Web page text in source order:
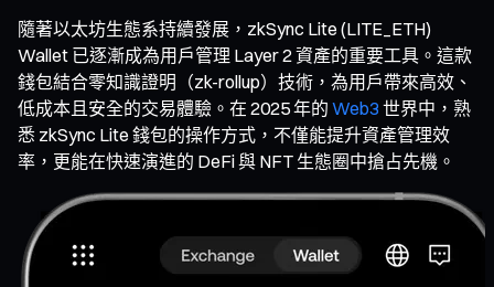
隨著以太坊生態系持續發展，zkSync Lite (LITE_ETH)
Wallet 已逐漸成為用戶管理 Layer 2 資產的重要工具。這款
錢包結合零知識證明（zk-rollup）技術，為用戶帶來高效、
低成本且安全的交易體驗。在 2025 年的 Web3 世界中，熟
悉 zkSync Lite 錢包的操作方式，不僅能提升資產管理效
率，更能在快速演進的 DeFi 與 NFT 生態圈中搶占先機。